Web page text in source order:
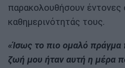
παρακολουθήσουν έντονες
καθημερινότητάς τους.
«Ίσως το πιο ομαλό
ζωή μου ήταν αυτή η μέρα